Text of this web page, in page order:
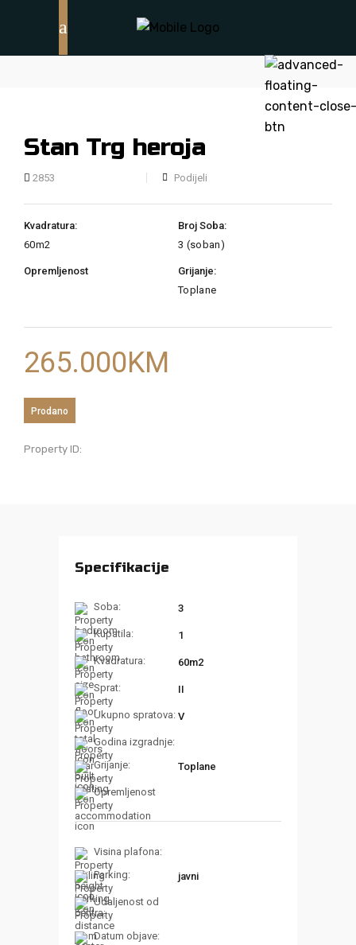
Stan Trg heroja
2853 Podijeli
Kvadratura:
60m2
Broj Soba:
3 (soban)
Opremljenost
Grijanje:
Toplane
265.000KM
Prodano
Property ID:
Specifikacije
Soba: 3
Kupatila: 1
Kvadratura: 60m2
Sprat: II
Ukupno spratova: V
Godina izgradnje:
Grijanje:
Toplane
Opremljenost
Visina plafona:
Parking:
javni
Udaljenost od
centra:
Datum objave: